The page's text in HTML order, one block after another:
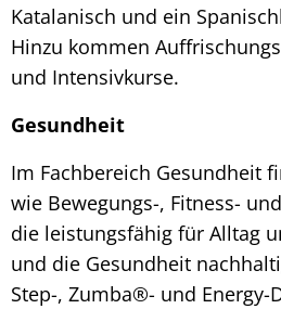
Katalanisch und ein
Hinzu kommen
und Intensivkurse.
Gesundheit
Im Fachbereich Gesundheit
wie Bewegungs-, Fitness-
die leistungsfähig für Alltag
und die Gesundheit
Step-, Zumba®- und Energy-